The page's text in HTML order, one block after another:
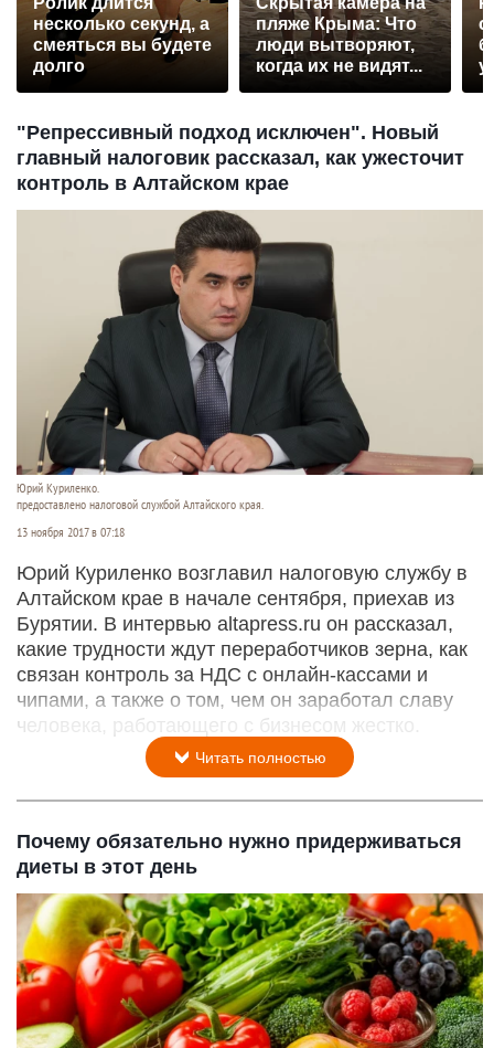
несколько секунд, а
смеяться вы будете
долго
пляже Крыма: Что
люди вытворяют,
когда их не видят...
"Репрессивный подход исключен". Новый
главный налоговик рассказал, как ужесточит
контроль в Алтайском крае
Юрий Куриленко.
предоставлено налоговой службой Алтайского края.
13 ноября 2017 в 07:18
Юрий Куриленко возглавил налоговую службу в
Алтайском крае в начале сентября, приехав из
Бурятии. В интервью altapress.ru он рассказал,
какие трудности ждут переработчиков зерна, как
связан контроль за НДС с онлайн-кассами и
чипами, а также о том, чем он заработал славу
человека, работающего с бизнесом жестко.
Читать полностью
Почему обязательно нужно придерживаться
диеты в этот день